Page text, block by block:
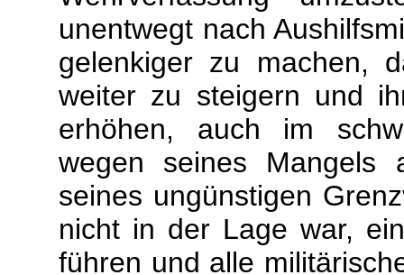
unentwegt nach
gelenkiger zu machen,
weiter zu steigern und
erhöhen, auch im
wegen seines Mangels
seines ungünstigen
nicht in der Lage war,
führen und alle